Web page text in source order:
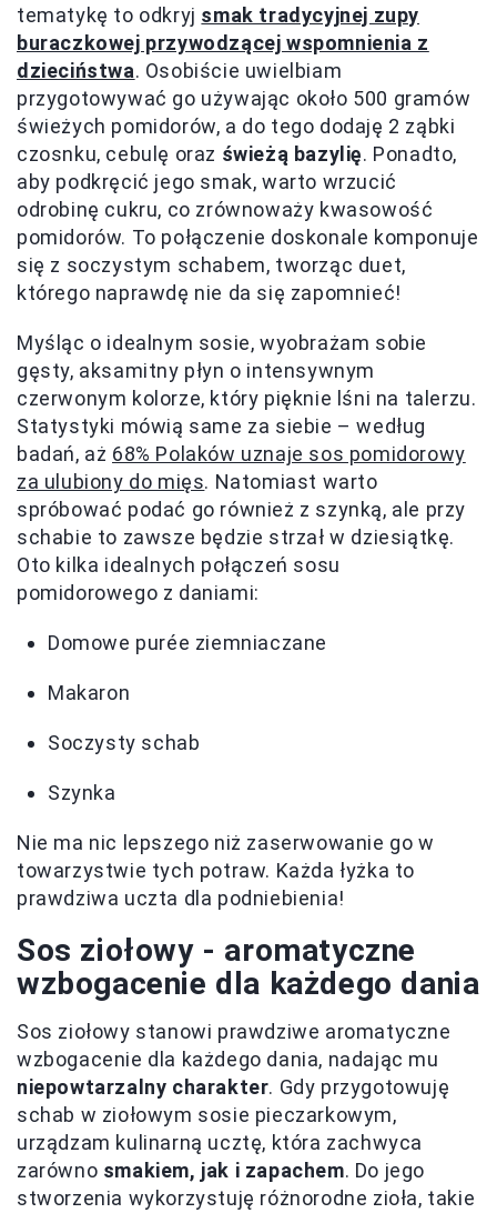
tematykę to odkryj smak tradycyjnej zupy
buraczkowej przywodzącej wspomnienia z
dzieciństwa. Osobiście uwielbiam
przygotowywać go używając około 500 gramów
świeżych pomidorów, a do tego dodaję 2 ząbki
czosnku, cebulę oraz świeżą bazylię. Ponadto,
aby podkręcić jego smak, warto wrzucić
odrobinę cukru, co zrównoważy kwasowość
pomidorów. To połączenie doskonale komponuje
się z soczystym schabem, tworząc duet,
którego naprawdę nie da się zapomnieć!
Myśląc o idealnym sosie, wyobrażam sobie
gęsty, aksamitny płyn o intensywnym
czerwonym kolorze, który pięknie lśni na talerzu.
Statystyki mówią same za siebie – według
badań, aż 68% Polaków uznaje sos pomidorowy
za ulubiony do mięs. Natomiast warto
spróbować podać go również z szynką, ale przy
schabie to zawsze będzie strzał w dziesiątkę.
Oto kilka idealnych połączeń sosu
pomidorowego z daniami:
Domowe purée ziemniaczane
Makaron
Soczysty schab
Szynka
Nie ma nic lepszego niż zaserwowanie go w
towarzystwie tych potraw. Każda łyżka to
prawdziwa uczta dla podniebienia!
Sos ziołowy - aromatyczne
wzbogacenie dla każdego dania
Sos ziołowy stanowi prawdziwe aromatyczne
wzbogacenie dla każdego dania, nadając mu
niepowtarzalny charakter. Gdy przygotowuję
schab w ziołowym sosie pieczarkowym,
urządzam kulinarną ucztę, która zachwyca
zarówno smakiem, jak i zapachem. Do jego
stworzenia wykorzystuję różnorodne zioła, takie